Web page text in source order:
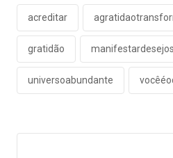
acreditar
gratidão manifestardesejos
universoabundante